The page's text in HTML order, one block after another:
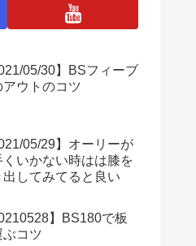
05/30】BSフィーブ
アウトのコツ
05/29】オーリーが
くいかない時はは膝を
出してみてると良い
】BS180で板
ぶコツ